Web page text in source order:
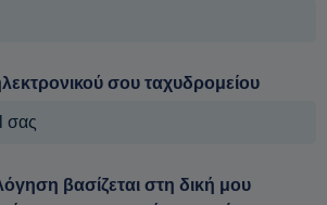
σου ταχυδρομείου
βασίζεται στη δική μου